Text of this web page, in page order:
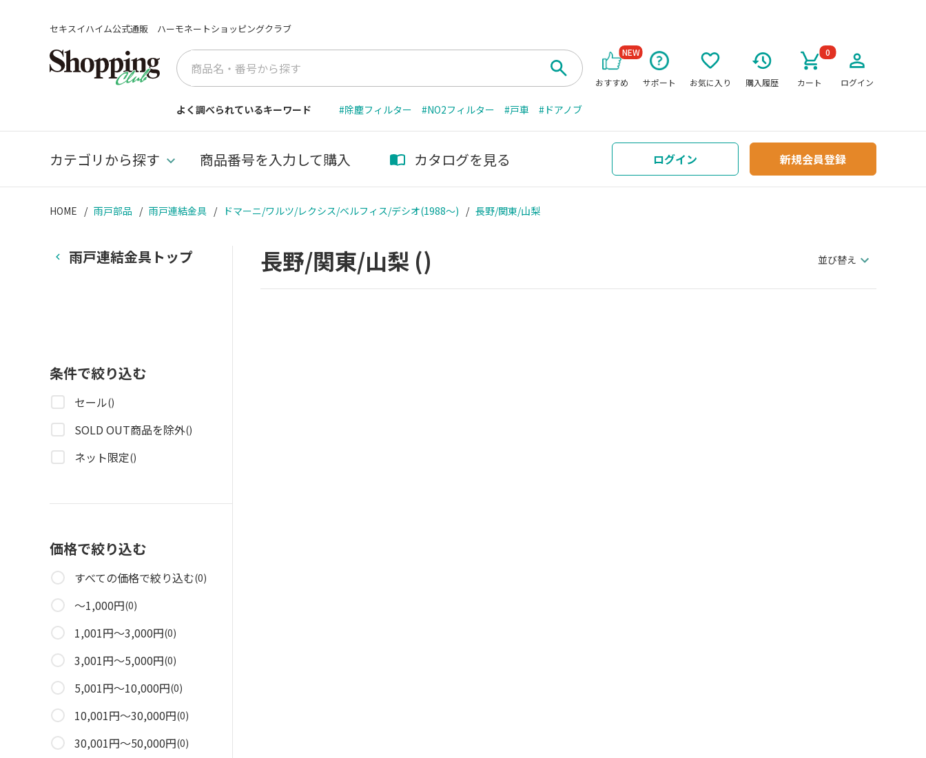
セキスイハイム公式通販 ハーモネートショッピングクラブ
おすすめ
NEW
サポート お気に入り 購入履歴 カート
0
ログイン
よく調べられているキーワード #除塵フィルター #NO2フィルター #戸車 #ドアノブ
カテゴリから探す 商品番号を入力して購入 カタログを見る ログイン 新規会員登録
HOME 雨戸部品 雨戸連結金具 ドマーニ/ワルツ/レクシス/ベルフィス/デシオ(1988～) 長野/関東/山梨
長野/関東/山梨 () 並び替え
雨戸連結金具トップ
条件で絞り込む
セール()
SOLD OUT商品を除外()
ネット限定()
価格で絞り込む
すべての価格で絞り込む(0)
～1,000円(0)
1,001円～3,000円(0)
3,001円～5,000円(0)
5,001円～10,000円(0)
10,001円～30,000円(0)
30,001円～50,000円(0)